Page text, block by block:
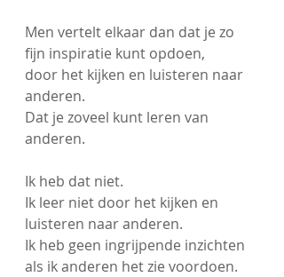
Men vertelt elkaar dan dat je zo
fijn inspiratie kunt opdoen,
door het kijken en luisteren naar
anderen.
Dat je zoveel kunt leren van
anderen.
Ik heb dat niet.
Ik leer niet door het kijken en
luisteren naar anderen.
Ik heb geen ingrijpende inzichten
als ik anderen het zie voordoen.